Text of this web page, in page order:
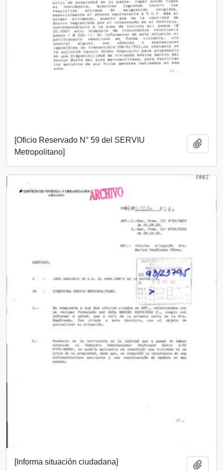
[Oficio Reservado N° 59 del SERVIU
Metropolitano]
[Informa situación ciudadana]